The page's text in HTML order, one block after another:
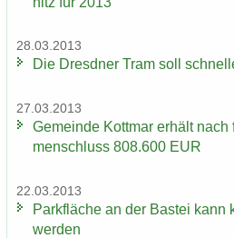
28.03.2013
Die Dresd­ner Tram soll
27.03.2013
Ge­mein­de Kott­mar er­hält
men­schluss 808.600 EUR
22.03.2013
Park­flä­che an der Bas­tei kann
wer­den